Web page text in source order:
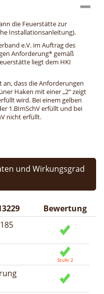
die Feuerstätte zur
Installationsanleitung).
e.V. im Auftrag des
Anforderung* gemäß
liegt dem HKI
an, dass die Anforderungen
Haken mit einer „2“ zeigt
wird. Bei einem gelben
1.BImSchV erfüllt und bei
nicht erfüllt.
und Wirkungsgrad
Bewertung